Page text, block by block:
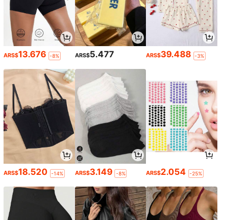
ARS$13.676 -8% ARS$5.477 ARS$39.488 -3%
ARS$18.520 -14% ARS$3.149 -8% ARS$2.054 -25%